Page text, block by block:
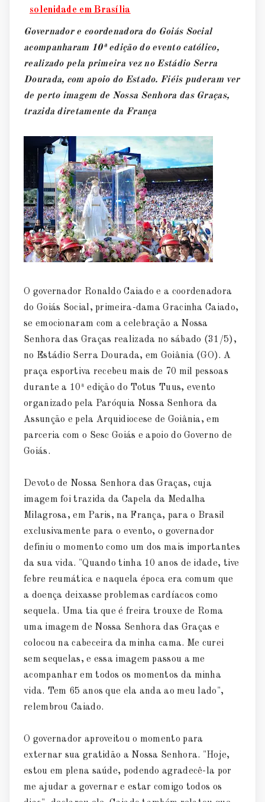
solenidade em Brasília
Governador e coordenadora do Goiás Social
acompanharam 10ª edição do evento católico,
realizado pela primeira vez no Estádio Serra
Dourada, com apoio do Estado. Fiéis puderam ver
de perto imagem de Nossa Senhora das Graças,
trazida diretamente da França
O governador Ronaldo Caiado e a coordenadora
do Goiás Social, primeira-dama Gracinha Caiado,
se emocionaram com a celebração a Nossa
Senhora das Graças realizada no sábado (31/5),
no Estádio Serra Dourada, em Goiânia (GO). A
praça esportiva recebeu mais de 70 mil pessoas
durante a 10ª edição do Totus Tuus, evento
organizado pela Paróquia Nossa Senhora da
Assunção e pela Arquidiocese de Goiânia, em
parceria com o Sesc Goiás e apoio do Governo de
Goiás.
Devoto de Nossa Senhora das Graças, cuja
imagem foi trazida da Capela da Medalha
Milagrosa, em Paris, na França, para o Brasil
exclusivamente para o evento, o governador
definiu o momento como um dos mais importantes
da sua vida. "Quando tinha 10 anos de idade, tive
febre reumática e naquela época era comum que
a doença deixasse problemas cardíacos como
sequela. Uma tia que é freira trouxe de Roma
uma imagem de Nossa Senhora das Graças e
colocou na cabeceira da minha cama. Me curei
sem sequelas, e essa imagem passou a me
acompanhar em todos os momentos da minha
vida. Tem 65 anos que ela anda ao meu lado",
relembrou Caiado.
O governador aproveitou o momento para
externar sua gratidão a Nossa Senhora. "Hoje,
estou em plena saúde, podendo agradecê-la por
me ajudar a governar e estar comigo todos os